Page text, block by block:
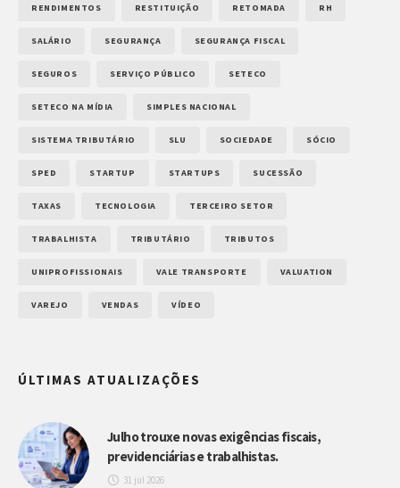
RENDIMENTOS RESTITUIÇÃO RETOMADA RH
SALÁRIO SEGURANÇA SEGURANÇA FISCAL
SEGUROS SERVIÇO PÚBLICO SETECO
SETECO NA MÍDIA SIMPLES NACIONAL
SISTEMA TRIBUTÁRIO SLU SOCIEDADE SÓCIO
SPED STARTUP STARTUPS SUCESSÃO
TAXAS TECNOLOGIA TERCEIRO SETOR
TRABALHISTA TRIBUTÁRIO TRIBUTOS
UNIPROFISSIONAIS VALE TRANSPORTE VALUATION
VAREJO VENDAS VÍDEO
ÚLTIMAS ATUALIZAÇÕES
Julho trouxe novas exigências fiscais,
previdenciárias e trabalhistas.
31 jul 2026